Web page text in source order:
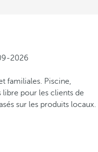
2026
familiales. Piscine,
libre pour les clients de
sur les produits locaux.